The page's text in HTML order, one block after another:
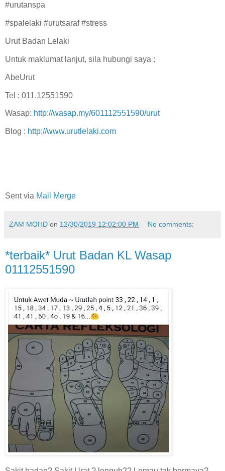
#urutanspa
#spalelaki #urutsaraf #stress
Urut Badan Lelaki
Untuk maklumat lanjut, sila hubungi saya :
AbeUrut
Tel : 011.12551590
Wasap: http://wasap.my/601112551590/urut
Blog : http://www.urutlelaki.com
Sent via Mail Merge
ZAM MOHD on 12/30/2019 12:02:00 PM No comments:
*terbaik* Urut Badan KL Wasap
01112551590